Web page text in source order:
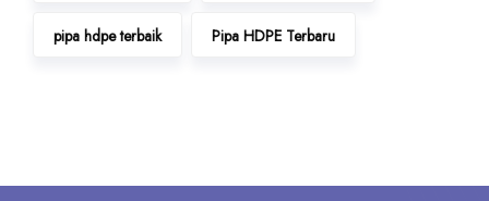
pipa hdpe terbaik Pipa HDPE Terbaru